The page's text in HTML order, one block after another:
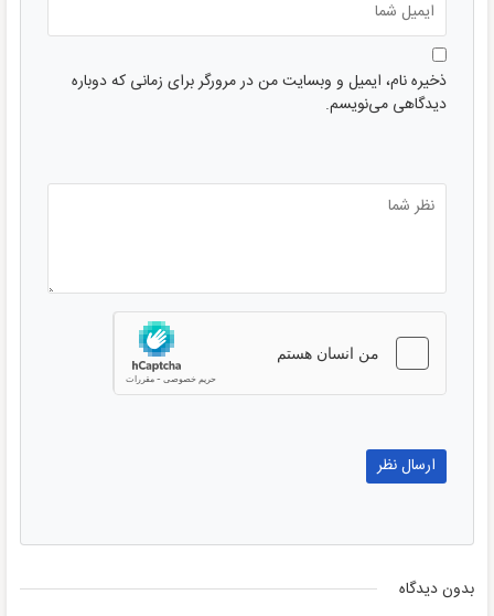
ذخیره نام، ایمیل و وبسایت من در مرورگر برای زمانی که دوباره
دیدگاهی می‌نویسم.
بدون دیدگاه